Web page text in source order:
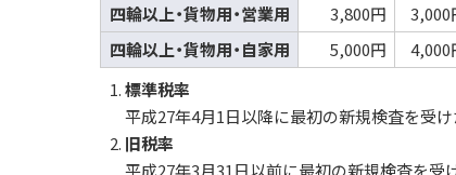
四輪以上・貨物用・営業用
3,800円 3,000
四輪以上・貨物用・自家用
5,000円 4,000
標準税率
平成27年4月1日以降に最初の新規検査を受
旧税率
平成27年3月31日以前に最初の新規検査を受